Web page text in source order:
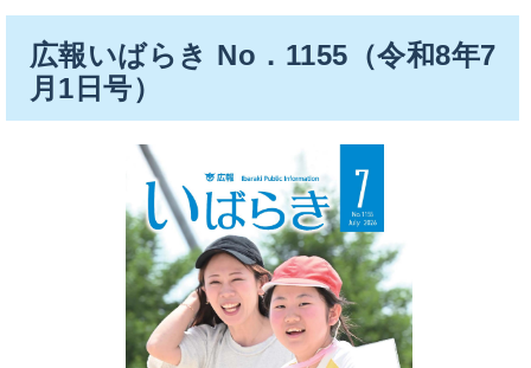
広報いばらき No．1155（令和8年7
月1日号）